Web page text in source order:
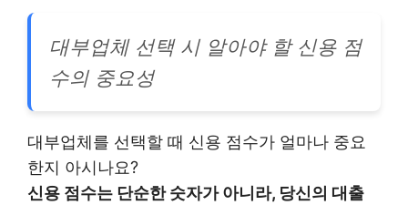
대부업체 선택 시 알아야 할 신용 점
수의 중요성
대부업체를 선택할 때 신용 점수가 얼마나 중요
한지 아시나요?
신용 점수는 단순한 숫자가 아니라, 당신의 대출